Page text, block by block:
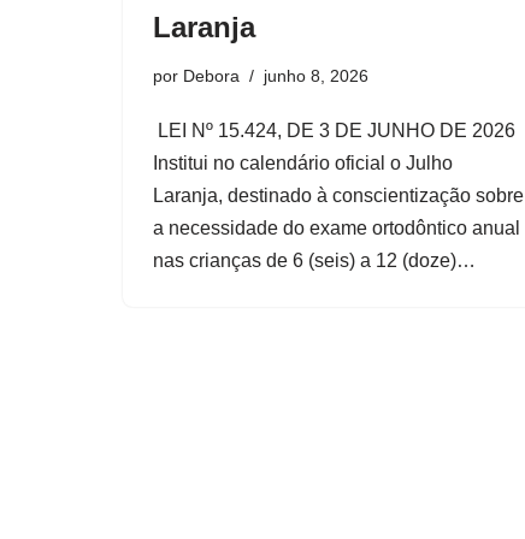
Laranja
por Debora junho 8, 2026
LEI Nº 15.424, DE 3 DE JUNHO DE 2026
Institui no calendário oficial o Julho
Laranja, destinado à conscientização sobre
a necessidade do exame ortodôntico anual
nas crianças de 6 (seis) a 12 (doze)…